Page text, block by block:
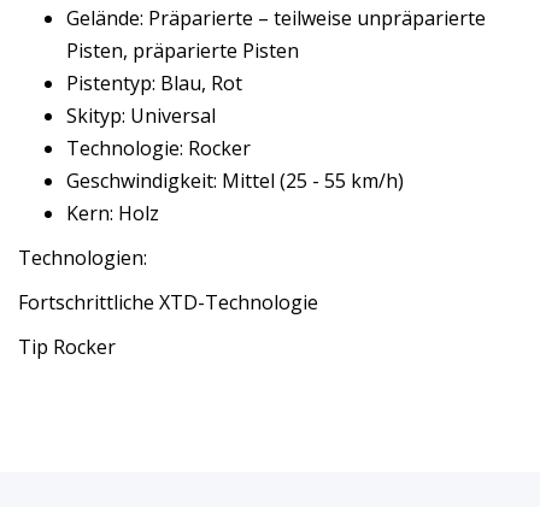
Gelände: Präparierte – teilweise unpräparierte
Pisten, präparierte Pisten
Pistentyp: Blau, Rot
Skityp: Universal
Technologie: Rocker
Geschwindigkeit: Mittel (25 - 55 km/h)
Kern: Holz
Technologien:
Fortschrittliche XTD-Technologie
Tip Rocker